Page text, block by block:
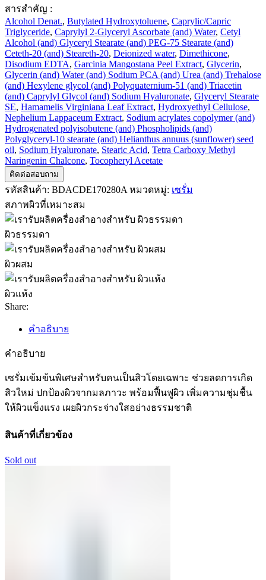
สารสำคัญ :
Alcohol Denat., Butylated Hydroxytoluene, Caprylic/Capric
Triglyceride, Caprylyl 2-Glyceryl Ascorbate (and) Water, Cetyl
Alcohol (and) Glyceryl Stearate (and) PEG-75 Stearate (and)
Ceteth-20 (and) Steareth-20, Deionized water, Dimethicone,
Disodium EDTA, Garcinia Mangostana Peel Extract, Glycerin,
Glycerin (and) Water (and) Sodium PCA (and) Urea (and) Trehalose
(and) Hexylene glycol (and) Polyquaternium-51 (and) Triacetin
(and) Caprylyl Glycol (and) Sodium Hyaluronate, Glyceryl Stearate
SE, Hamamelis Virginiana Leaf Extract, Hydroxyethyl Cellulose,
Nephelium Lappaceum Extract, Sodium acrylates copolymer (and)
Hydrogenated polyisobutene (and) Phospholipids (and)
Polyglyceryl-10 stearate (and) Helianthus annuus (sunflower) seed
oil, Sodium Hyaluronate, Stearic Acid, Tetra Carboxy Methyl
Naringenin Chalcone, Tocopheryl Acetate
ติดต่อสอบถาม
รหัสสินค้า: BDACDE170280A หมวดหมู่: เซรั่ม
สภาพผิวที่เหมาะสม
ผิวธรรมดา
ผิวผสม
ผิวแห้ง
Share:
คำอธิบาย
คำอธิบาย
เซรั่มเข้มข้นพิเศษสำหรับคนเป็นสิวโดยเฉพาะ ช่วยลดการเกิด
สิวใหม่ ปกป้องผิวจากมลภาวะ พร้อมฟื้นฟูผิว เพิ่มความชุ่มชื้น
ให้ผิวแข็งแรง เผยผิวกระจ่างใสอย่างธรรมชาติ
สินค้าที่เกี่ยวข้อง
Sold out